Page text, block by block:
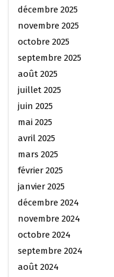
décembre 2025
novembre 2025
octobre 2025
septembre 2025
août 2025
juillet 2025
juin 2025
mai 2025
avril 2025
mars 2025
février 2025
janvier 2025
décembre 2024
novembre 2024
octobre 2024
septembre 2024
août 2024